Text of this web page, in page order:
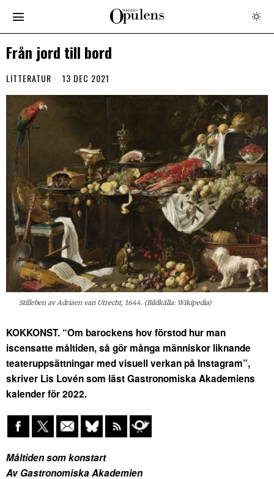
Från jord till bord
LITTERATUR 13 DEC 2021
Stilleben av Adriaen van Utrecht, 1644. (Bildkälla: Wikipedia)
KOKKONST. “Om barockens hov förstod hur man
iscensatte måltiden, så gör många människor liknande
teateruppsättningar med visuell verkan på Instagram”,
skriver Lis Lovén som läst Gastronomiska Akademiens
kalender för 2022.
Måltiden som konstart
Av Gastronomiska Akademien